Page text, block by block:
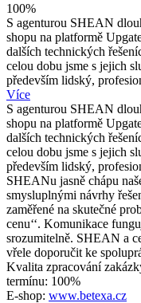
100%
S agenturou SHEAN
shopu na platformě
dalších technických
celou dobu jsme s jejich
především lidský,
Více
S agenturou SHEAN
shopu na platformě
dalších technických
celou dobu jsme s jejich
především lidský,
SHEANu jasně chápu
smysluplnými návrhy
zaměřené na skutečné
cenu‘‘. Komunikace
srozumitelně. SHEAN a
vřele doporučit ke
Kvalita zpracování
termínu: 100%
E-shop: www.betexa.cz